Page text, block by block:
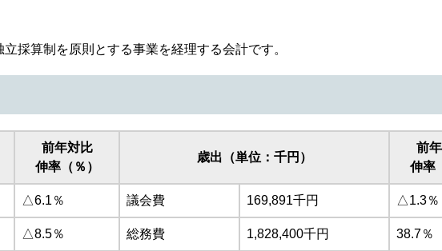
採算制を原則とする事業を経理する会計です。
前年対比
伸率（％）
歳出（単位：千円）
前
伸率
△6.1％ 議会費 169,891千円 △1.3％
△8.5％ 総務費 1,828,400千円 38.7％